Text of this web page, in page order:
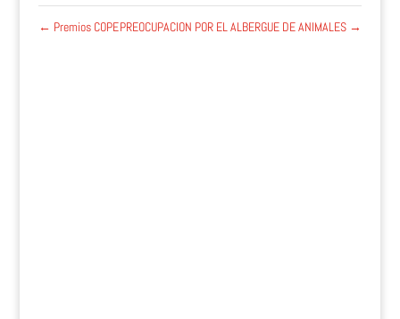
← Premios COPEPREOCUPACION POR EL ALBERGUE DE ANIMALES →